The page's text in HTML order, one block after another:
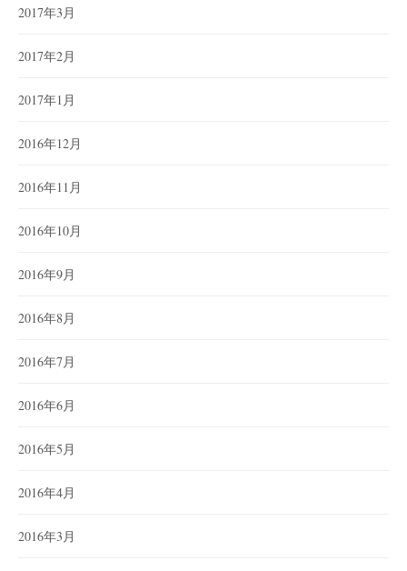
2017年3月
2017年2月
2017年1月
2016年12月
2016年11月
2016年10月
2016年9月
2016年8月
2016年7月
2016年6月
2016年5月
2016年4月
2016年3月